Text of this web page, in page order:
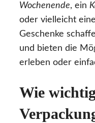
Wochenende, ein
oder vielleicht eine
Geschenke
und bieten die
erleben oder
Wie